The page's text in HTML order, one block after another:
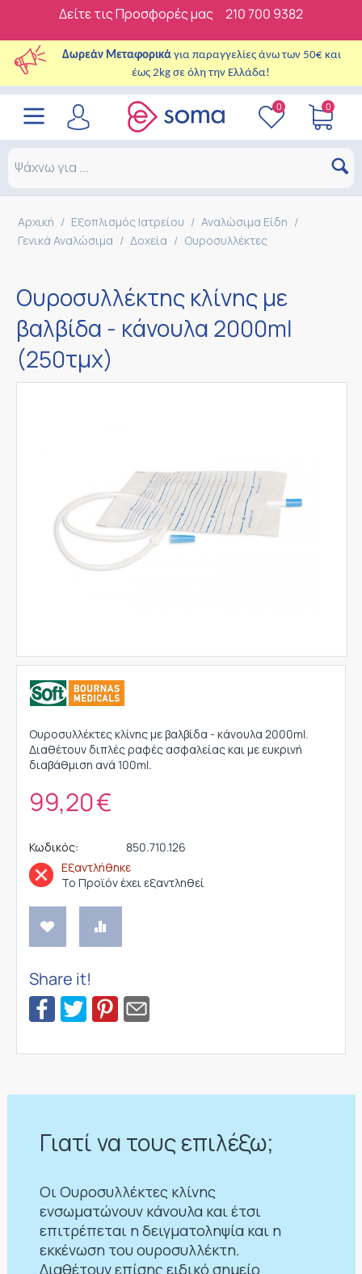
Δείτε τις Προσφορές μας 210 700 9382
Δωρεάν Μεταφορικά για παραγγελίες άνω των 50€ και
έως 2kg σε όλη την Ελλάδα!
0 0
Αρχική / Εξοπλισμός Ιατρείου / Αναλώσιμα Είδη /
Γενικά Αναλώσιμα / Δοχεία / Ουροσυλλέκτες
Ουροσυλλέκτης κλίνης με
βαλβίδα - κάνουλα 2000ml
(250τμχ)
Ουροσυλλέκτες κλίνης με βαλβίδα - κάνουλα 2000ml.
Διαθέτουν διπλές ραφές ασφαλείας και με ευκρινή
διαβάθμιση ανά 100ml.
99,20€
Κωδικός:
850.710.126
Εξαντλήθηκε
Το Προϊόν έχει εξαντληθεί
Share it!
Γιατί να τους επιλέξω;
Οι Ουροσυλλέκτες κλίνης
ενσωματώνουν κάνουλα και έτσι
επιτρέπεται η δειγματοληψία και η
εκκένωση του ουροσυλλέκτη.
Διαθέτουν επίσης ειδικό σημείο